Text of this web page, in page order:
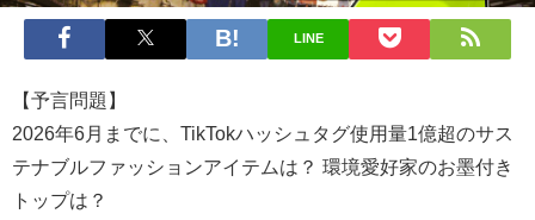
LINE
【予言問題】
2026年6月までに、TikTokハッシュタグ使用量1億超のサス
テナブルファッションアイテムは？ 環境愛好家のお墨付き
トップは？